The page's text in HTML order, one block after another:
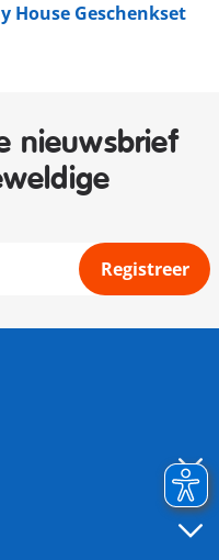
House Geschenkset
nieuwsbrief
Registreer